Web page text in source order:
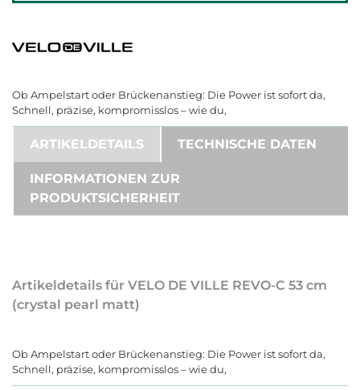
Ob Ampelstart oder Brückenanstieg: Die Power ist sofort da,
Schnell, präzise, kompromisslos – wie du,
ARTIKELDETAILS TECHNISCHE DATEN
INFORMATIONEN ZUR
PRODUKTSICHERHEIT
Artikeldetails für VELO DE VILLE REVO-C 53 cm
(crystal pearl matt)
Ob Ampelstart oder Brückenanstieg: Die Power ist sofort da,
Schnell, präzise, kompromisslos – wie du,